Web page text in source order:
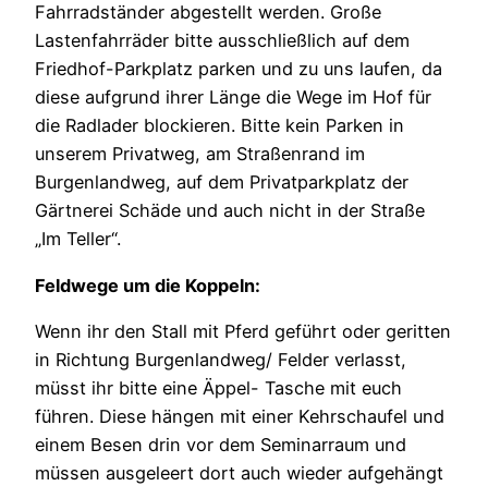
Fahrradständer abgestellt werden. Große
Lastenfahrräder bitte ausschließlich auf dem
Friedhof-Parkplatz parken und zu uns laufen, da
diese aufgrund ihrer Länge die Wege im Hof für
die Radlader blockieren. Bitte kein Parken in
unserem Privatweg, am Straßenrand im
Burgenlandweg, auf dem Privatparkplatz der
Gärtnerei Schäde und auch nicht in der Straße
„Im Teller“.
Feldwege um die Koppeln:
Wenn ihr den Stall mit Pferd geführt oder geritten
in Richtung Burgenlandweg/ Felder verlasst,
müsst ihr bitte eine Äppel- Tasche mit euch
führen. Diese hängen mit einer Kehrschaufel und
einem Besen drin vor dem Seminarraum und
müssen ausgeleert dort auch wieder aufgehängt